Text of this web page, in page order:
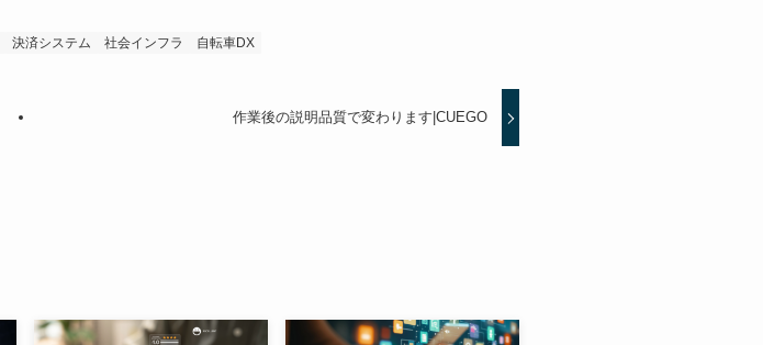
決済システム 社会インフラ 自転車DX
作業後の説明品質で変わります|CUEGO